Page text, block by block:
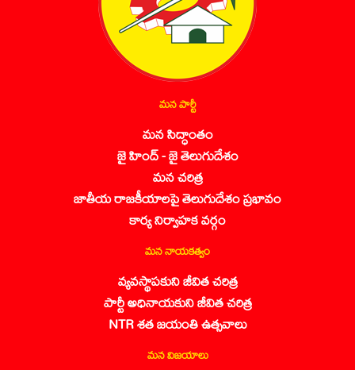
మన పార్టీ
మన సిద్ధాంతం
జై హింద్ - జై తెలుగుదేశం
మన చరిత్ర
జాతీయ రాజకీయాలపై తెలుగుదేశం ప్రభావం
కార్య నిర్వాహక వర్గం
మన నాయకత్వం
వ్యవస్థాపకుని జీవిత చరిత్ర
పార్టీ అధినాయకుని జీవిత చరిత్ర
NTR శత జయంతి ఉత్సవాలు
మన విజయాలు